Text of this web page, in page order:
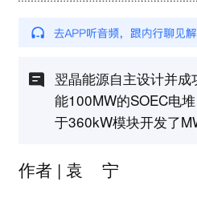
翌晶能源自主设计并
能100MW的SOEC电
于360kW模块开发了
作者 | 袁 宁